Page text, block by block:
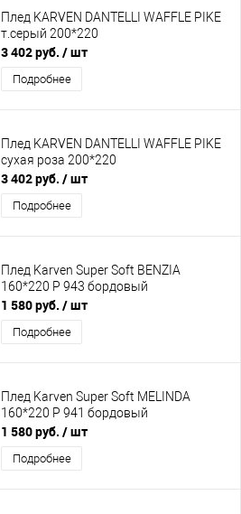
Плед KARVEN DANTELLI WAFFLE PIKE
т.серый 200*220
3 402 руб. / шт
Подробнее
Плед KARVEN DANTELLI WAFFLE PIKE
сухая роза 200*220
3 402 руб. / шт
Подробнее
Плед Karven Super Soft BENZIA
160*220 Р 943 бордовый
1 580 руб. / шт
Подробнее
Плед Karven Super Soft MELINDA
160*220 Р 941 бордовый
1 580 руб. / шт
Подробнее